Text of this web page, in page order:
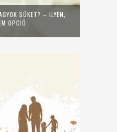
SÜKET? – ILYEN,
OPCIÓ